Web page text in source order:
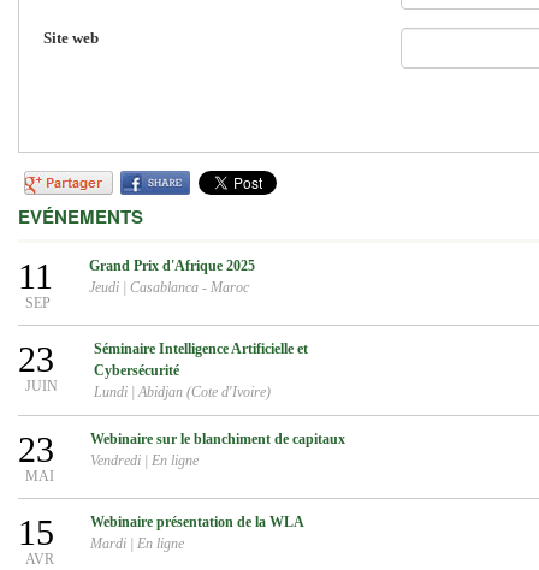
Site web
EVÉNEMENTS
11
SEP
Grand Prix d'Afrique 2025
Jeudi
Casablanca - Maroc
23
JUIN
Séminaire Intelligence Artificielle et
Cybersécurité
Lundi |Abidjan (Cote d'Ivoire)
23
MAI
Webinaire sur le blanchiment de capitaux
Vendredi
En ligne
15
AVR
Webinaire présentation de la WLA
Mardi
En ligne